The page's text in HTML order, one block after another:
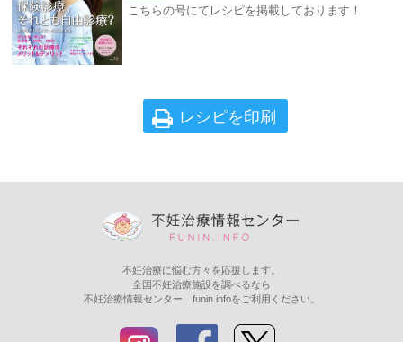
こちらの号にてレシピを掲載しております！
レシピを印刷
不妊治療に悩む方々を応援します。
全国不妊治療施設を調べるなら
不妊治療情報センター funin.infoをご利用ください。